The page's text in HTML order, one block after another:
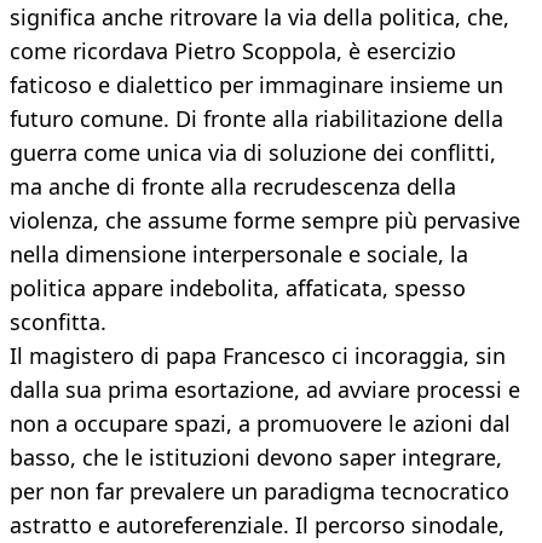
significa anche ritrovare la via della politica, che,
come ricordava Pietro Scoppola, è esercizio
faticoso e dialettico per immaginare insieme un
futuro comune. Di fronte alla riabilitazione della
guerra come unica via di soluzione dei conflitti,
ma anche di fronte alla recrudescenza della
violenza, che assume forme sempre più pervasive
nella dimensione interpersonale e sociale, la
politica appare indebolita, affaticata, spesso
sconfitta.
Il magistero di papa Francesco ci incoraggia, sin
dalla sua prima esortazione, ad avviare processi e
non a occupare spazi, a promuovere le azioni dal
basso, che le istituzioni devono saper integrare,
per non far prevalere un paradigma tecnocratico
astratto e autoreferenziale. Il percorso sinodale,